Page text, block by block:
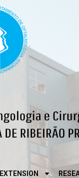
EXTENSION